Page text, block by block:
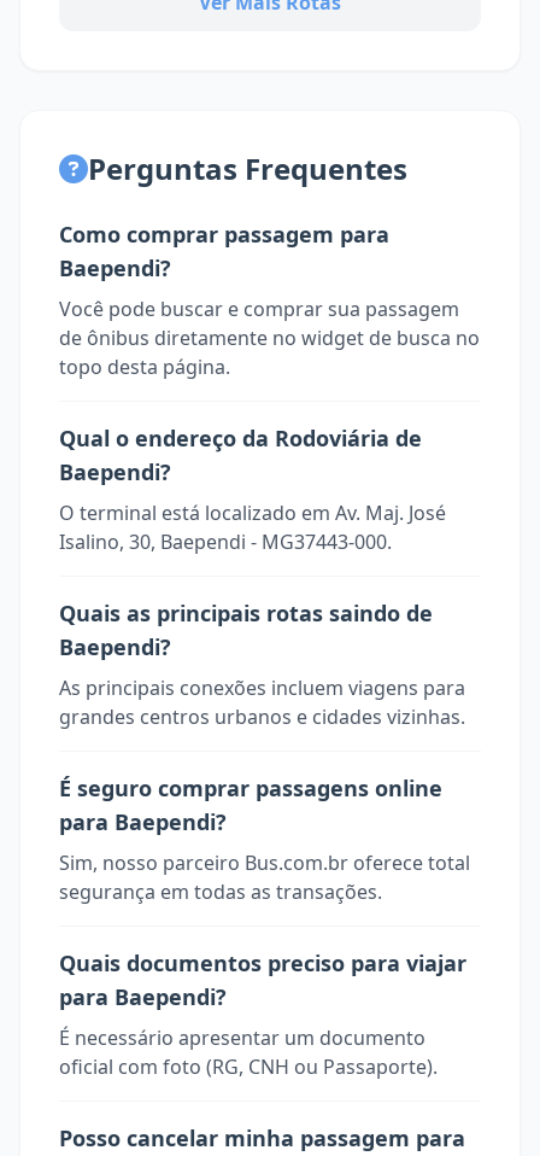
Perguntas Frequentes
Como comprar passagem para
Baependi?
Você pode buscar e comprar sua passagem
de ônibus diretamente no widget de busca no
topo desta página.
Qual o endereço da Rodoviária de
Baependi?
O terminal está localizado em Av. Maj. José
Isalino, 30, Baependi - MG37443-000.
Quais as principais rotas saindo de
Baependi?
As principais conexões incluem viagens para
grandes centros urbanos e cidades vizinhas.
É seguro comprar passagens online
para Baependi?
Sim, nosso parceiro Bus.com.br oferece total
segurança em todas as transações.
Quais documentos preciso para viajar
para Baependi?
É necessário apresentar um documento
oficial com foto (RG, CNH ou Passaporte).
Posso cancelar minha passagem para